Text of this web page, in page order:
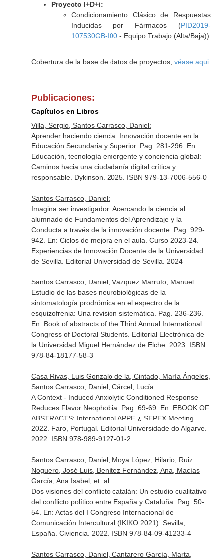
Proyecto I+D+i:
Condicionamiento Clásico de Respuestas
Inducidas por Fármacos (PID2019-
107530GB-I00- Equipo Trabajo (Alta/Baja))
Cobertura de la base de datos de proyectos, véase aqui
Publicaciones:
Capítulos en Libros
Villa, Sergio, Santos Carrasco, Daniel:
Aprender haciendo ciencia: Innovación docente en la
Educación Secundaria y Superior. Pag. 281-296. En:
Educación, tecnología emergente y conciencia global:
Caminos hacia una ciudadanía digital crítica y
responsable. Dykinson. 2025. ISBN 979-13-7006-556-0
Santos Carrasco, Daniel:
Imagina ser investigador: Acercando la ciencia al
alumnado de Fundamentos del Aprendizaje y la
Conducta a través de la innovación docente. Pag. 929-
942. En: Ciclos de mejora en el aula. Curso 2023-24.
Experiencias de Innovación Docente de la Universidad
de Sevilla . Editorial Universidad de Sevilla. 2024
Santos Carrasco, Daniel, Vázquez Marrufo, Manuel:
Estudio de las bases neurobiológicas de la
sintomatología prodrómica en el espectro de la
esquizofrenia: Una revisión sistemática. Pag. 236-236.
En: Book of abstracts of the Third Annual International
Congress of Doctoral Students. Editorial Electrónica de
la Universidad Miguel Hernández de Elche. 2023. ISBN
978-84-18177-58-3
Casa Rivas, Luis Gonzalo de la, Cintado, María Ángeles,
Santos Carrasco, Daniel, Cárcel, Lucía:
A Context - Induced Anxiolytic Conditioned Response
Reduces Flavor Neophobia. Pag. 69-69. En: EBOOK OF
ABSTRACTS: International APPE ¿ SEPEX Meeting
2022 . Faro, Portugal. Editorial Universidade do Algarve.
2022. ISBN 978-989-9127-01-2
Santos Carrasco, Daniel, Moya López, Hilario, Ruiz
Noguero, José Luis, Benítez Fernández, Ana, Macías
García, Ana Isabel, et. al.:
Dos visiones del conflicto catalán: Un estudio cualitativo
del conflicto político entre España y Cataluña. Pag. 50-
54. En: Actas del I Congreso Internacional de
Comunicación Intercultural (IKIKO 2021) . Sevilla,
España. Civiencia. 2022. ISBN 978-84-09-41233-4
Santos Carrasco, Daniel, Cantarero García, Marta,